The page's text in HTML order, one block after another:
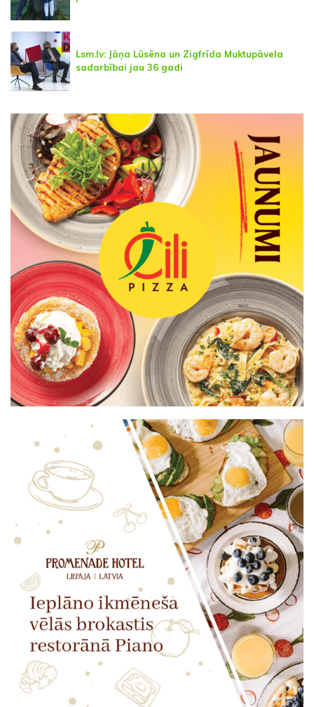
Lsm.lv: Jāņa Lūsēna un Zigfrīda Muktupāvela
sadarbībai jau 36 gadi